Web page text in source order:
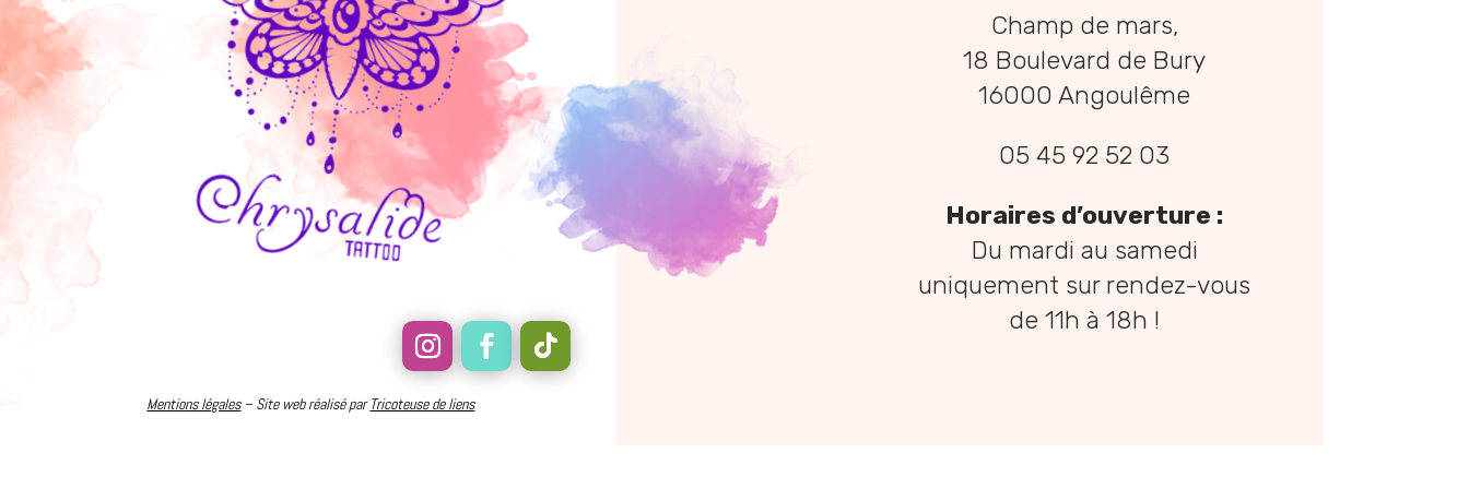
Mentions légales– Site web réalisé parTricoteuse de liens
Champ de mars,
18 Boulevard de Bury
16000 Angoulême
05 45 92 52 03
Horaires d’ouverture :
Du mardi au samedi
uniquement sur rendez-vous
de 11h à 18h !